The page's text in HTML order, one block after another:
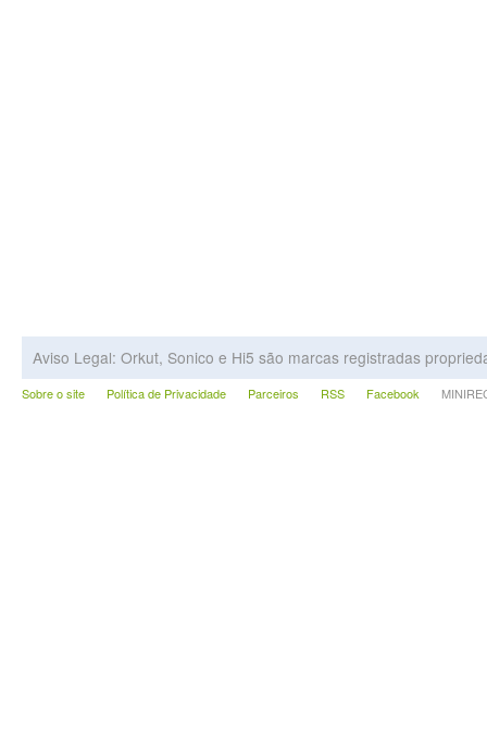
Aviso Legal: Orkut, Sonico e Hi5 são marcas registradas
Sobre o site Política de Privacidade Parceiros RSS Facebook